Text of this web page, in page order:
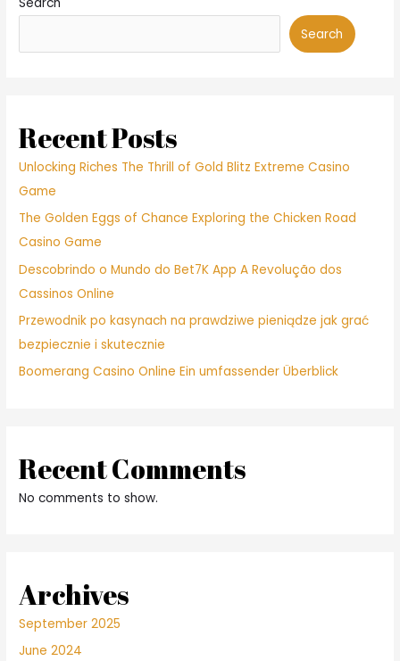
Search
Recent Posts
Unlocking Riches The Thrill of Gold Blitz Extreme Casino
Game
The Golden Eggs of Chance Exploring the Chicken Road
Casino Game
Descobrindo o Mundo do Bet7K App A Revolução dos
Cassinos Online
Przewodnik po kasynach na prawdziwe pieniądze jak grać
bezpiecznie i skutecznie
Boomerang Casino Online Ein umfassender Überblick
Recent Comments
No comments to show.
Archives
September 2025
June 2024